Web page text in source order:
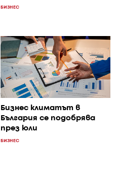
БИЗНЕС
Бизнес климатът в
България се подобрява
през юли
БИЗНЕС